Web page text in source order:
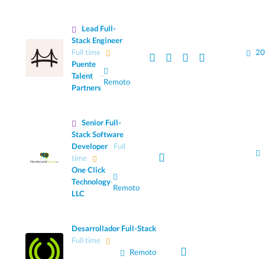
Lead Full-
Stack Engineer
Full time
Puente
Talent
Partners
·
Remoto
Senior Full-
Stack Software
Developer
Full
time
One Click
Technology
LLC
·
Remoto
Desarrollador Full-Stack
Full time
Remoto